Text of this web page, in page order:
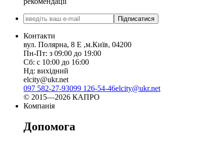
Підписатися
Контакти
вул. Полярна, 8 Е ,м.Київ, 04200
Пн-Пт: з 09:00 до 19:00
Сб: с 10:00 до 16:00
Нд: вихідний
elcity@ukr.net
097 582-27-93099 126-54-46elcity@ukr.net
© 2015—2026 КАПРО
Компанія
Допомога